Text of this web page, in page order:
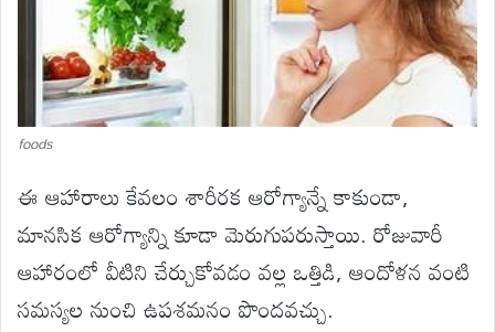
foods
ఈ ఆహారాలు కేవలం శారీరక ఆరోగ్యాన్నే కాకుండా,
మానసిక ఆరోగ్యాన్ని కూడా మెరుగుపరుస్తాయి. రోజువారీ
ఆహారంలో వీటిని చేర్చుకోవడం వల్ల ఒత్తిడి, ఆందోళన వంటి
సమస్యల నుంచి ఉపశమనం పొందవచ్చు.